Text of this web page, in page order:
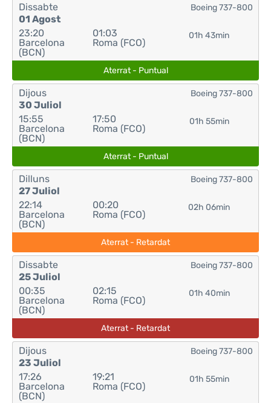
Dissabte
01 Agost
23:20
Barcelona
(BCN)
01:03
Roma (FCO)
01h 43min
Boeing 737-800
Aterrat - Puntual
Dijous
30 Juliol
15:55
Barcelona
(BCN)
17:50
Roma (FCO)
01h 55min
Boeing 737-800
Aterrat - Puntual
Dilluns
27 Juliol
22:14
Barcelona
(BCN)
00:20
Roma (FCO)
02h 06min
Boeing 737-800
Aterrat - Retardat
Dissabte
25 Juliol
00:35
Barcelona
(BCN)
02:15
Roma (FCO)
01h 40min
Boeing 737-800
Aterrat - Retardat
Dijous
23 Juliol
17:26
Barcelona
(BCN)
19:21
Roma (FCO)
01h 55min
Boeing 737-800